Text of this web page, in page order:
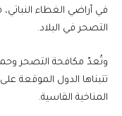
في أراضي الغطاء
التصحر في البلاد.
وتُعدّ مكافحة التصحر
تتبناها الدول الموقعة
المناخية القاسية.